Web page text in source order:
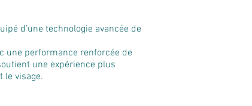
d’une technologie avancée de
une performance renforcée de
une expérience plus
le visage.